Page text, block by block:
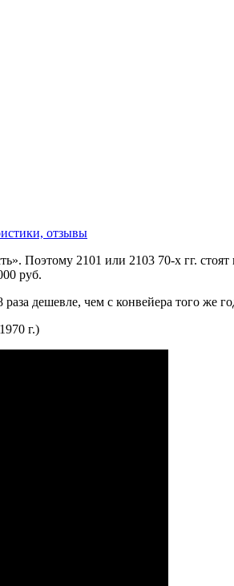
отзывы
Поэтому 2101 или 2103 70-х гг.
руб.
дешевле, чем с конвейера того же
г.)